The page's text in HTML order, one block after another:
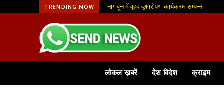
TRENDING NOW नागचून में वृहद वृक्षारोपण कार्यक्रम सम्पन्न
लोकल ख़बरें देश विदेश क्राइम